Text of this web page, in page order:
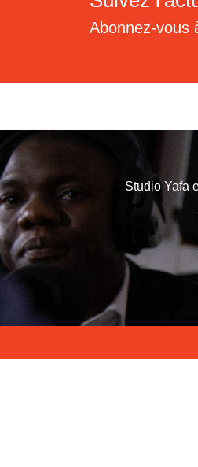
Abonnez-vous
Studio Yafa